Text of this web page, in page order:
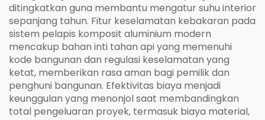
ditingkatkan guna membantu mengatur suhu interior
sepanjang tahun. Fitur keselamatan kebakaran pada
sistem pelapis komposit aluminium modern
mencakup bahan inti tahan api yang memenuhi
kode bangunan dan regulasi keselamatan yang
ketat, memberikan rasa aman bagi pemilik dan
penghuni bangunan. Efektivitas biaya menjadi
keunggulan yang menonjol saat membandingkan
total pengeluaran proyek, termasuk biaya material,